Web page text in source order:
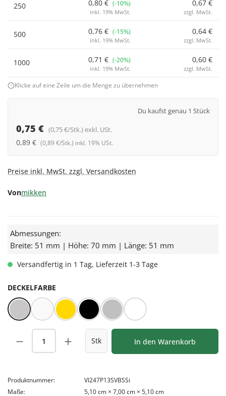
250 0,80 € (-10%)
inkl. 19% MwSt.
0,67 €
zzgl. MwSt.
500 0,76 € (-15%)
inkl. 19% MwSt.
0,64 €
zzgl. MwSt.
1000 0,71 € (-20%)
inkl. 19% MwSt.
0,60 €
zzgl. MwSt.
Klicke auf eine Zeile um die Menge zu übernehmen
Du kaufst genau 1 Stück
0,75 € (0,75 €/Stk.) exkl. USt.
0,89 € (0,89 €/Stk.) inkl. 19% USt.
Preise inkl. MwSt. zzgl. Versandkosten
Vonmikken
Abmessungen:
Breite: 51 mm | Höhe: 70 mm | Länge: 51 mm
Versandfertig in 1 Tag, Lieferzeit 1-3 Tage
DECKELFARBE
BLUESEAL Silber
BLUESEAL Weiß
Gold Schwarz Silber Weiß
Produkt Anzahl: Gib den gewünschten
Stk In den Warenkorb
Produktnummer:
VI247P13SVBSSi
Maße:
5,10 cm × 7,00 cm × 5,10 cm